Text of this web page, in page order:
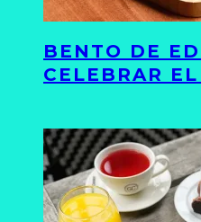
BENTO DE
CELEBRAR